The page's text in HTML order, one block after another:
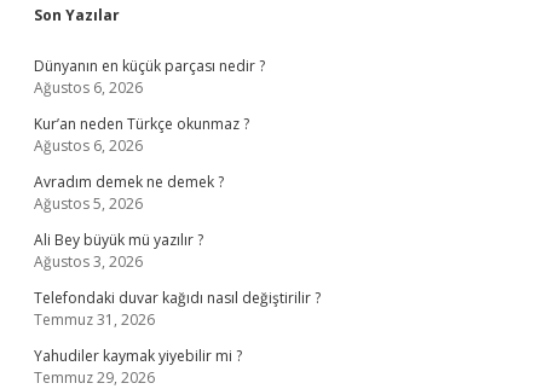
Sidebar
Son Yazılar
Dünyanın en küçük parçası nedir ?
Ağustos 6, 2026
Kur’an neden Türkçe okunmaz ?
Ağustos 6, 2026
Avradım demek ne demek ?
Ağustos 5, 2026
Ali Bey büyük mü yazılır ?
Ağustos 3, 2026
Telefondaki duvar kağıdı nasıl değiştirilir ?
Temmuz 31, 2026
Yahudiler kaymak yiyebilir mi ?
Temmuz 29, 2026